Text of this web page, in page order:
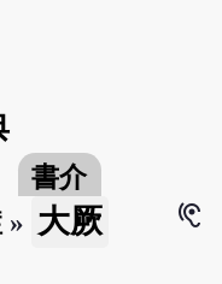
書介
» 大厥
hearing